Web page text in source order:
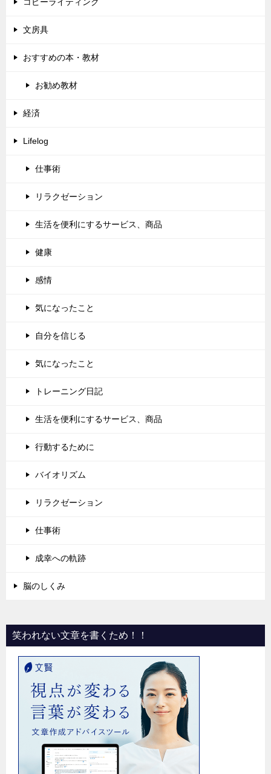
コピーライティング
文房具
おすすめの本・教材
お勧め教材
経済
Lifelog
仕事術
リラクゼーション
生活を便利にするサービス、商品
健康
感情
気になったこと
自分を信じる
気になったこと
トレーニング日記
生活を便利にするサービス、商品
行動するために
バイオリズム
リラクゼーション
仕事術
成幸への軌跡
脳のしくみ
笑われない文章を書くため！！